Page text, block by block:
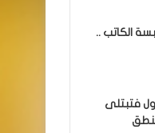
الكاتب ..
فتبتلى